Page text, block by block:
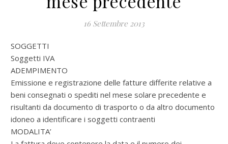
16 Settembre 2013
SOGGETTI
Soggetti IVA
ADEMPIMENTO
Emissione e registrazione delle fatture differite relative a
beni consegnati o spediti nel mese solare precedente e
risultanti da documento di trasporto o da altro documento
idoneo a identificare i soggetti contraenti
MODALITA’